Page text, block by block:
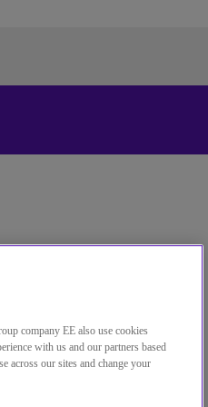
company EE also use cookies
with us and our partners based
across our sites and change your